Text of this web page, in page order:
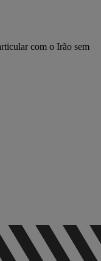
com o Irão sem